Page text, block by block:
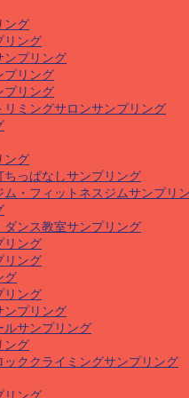
ング
リング
ンプリング
プリング
プリング
リミングサロンサンプリング
ング
ちっぱなしサンプリング
ム・フィットネスジムサンプリ
ダンス教室サンプリング
リング
リング
グ
リング
ンプリング
ルサンプリング
ング
ッククライミングサンプリング